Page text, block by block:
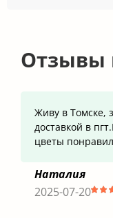
Отзывы
Живу в Томске,
доставкой в
цветы
Наталия
2025-07-20